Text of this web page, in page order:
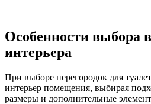
Особенности выбора
интерьера
При выборе перегородок для
интерьер помещения, выбирая
размеры и дополнительные